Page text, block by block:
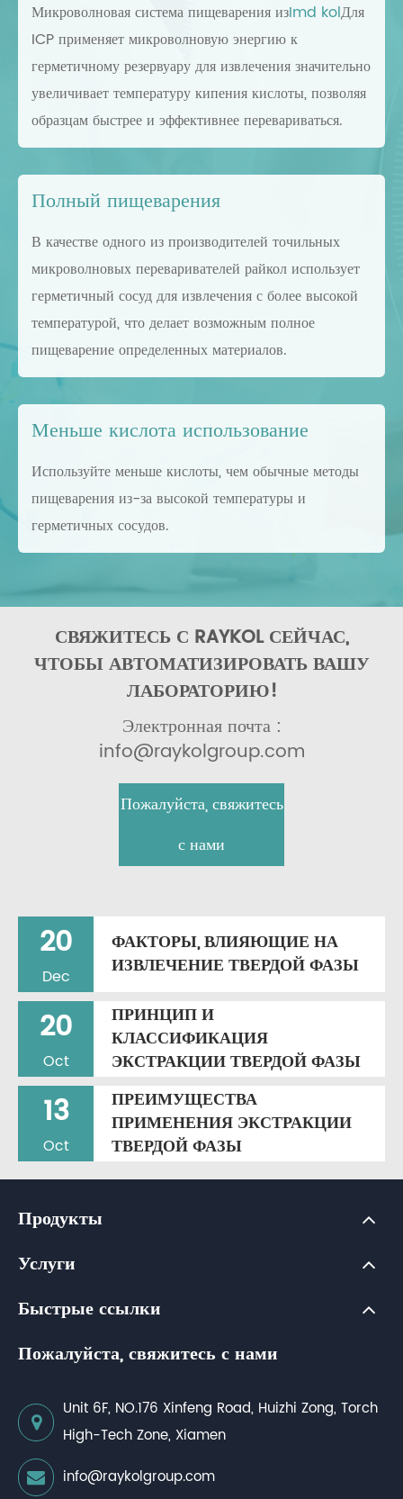
Микроволновая система пищеварения изImd kolДля
ICP применяет микроволновую энергию к
герметичному резервуару для извлечения значительно
увеличивает температуру кипения кислоты, позволяя
образцам быстрее и эффективнее перевариваться.
Полный пищеварения
В качестве одного из производителей точильных
микроволновых переваривателей райкол использует
герметичный сосуд для извлечения с более высокой
температурой, что делает возможным полное
пищеварение определенных материалов.
Меньше кислота использование
Используйте меньше кислоты, чем обычные методы
пищеварения из-за высокой температуры и
герметичных сосудов.
СВЯЖИТЕСЬ С RAYKOL СЕЙЧАС,
ЧТОБЫ АВТОМАТИЗИРОВАТЬ ВАШУ
ЛАБОРАТОРИЮ!
Электронная почта :
info@raykolgroup.com
Пожалуйста, свяжитесь
с нами
20
Dec
ФАКТОРЫ, ВЛИЯЮЩИЕ НА
ИЗВЛЕЧЕНИЕ ТВЕРДОЙ ФАЗЫ
20
Oct
ПРИНЦИП И
КЛАССИФИКАЦИЯ
ЭКСТРАКЦИИ ТВЕРДОЙ ФАЗЫ
13
Oct
ПРЕИМУЩЕСТВА
ПРИМЕНЕНИЯ ЭКСТРАКЦИИ
ТВЕРДОЙ ФАЗЫ
Продукты
Услуги
Быстрые ссылки
Пожалуйста, свяжитесь с нами
Unit 6F, NO.176 Xinfeng Road, Huizhi Zong, Torch
High-Tech Zone, Xiamen
info@raykolgroup.com